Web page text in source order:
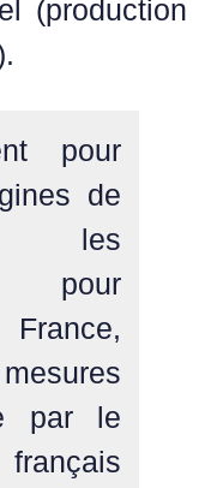
(production
pour
de
les
pour
par le